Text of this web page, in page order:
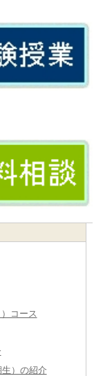
コース
）の紹介